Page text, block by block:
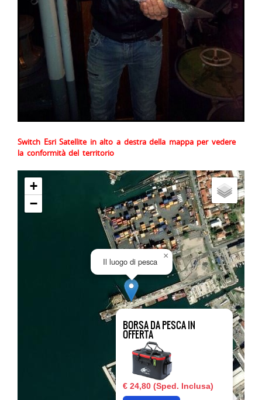
Switch Esri Satellite in alto a destra della mappa per vedere
la conformità del territorio
BORSA DA PESCA IN
OFFERTA
€ 24,80 (Sped. Inclusa)
Il luogo di pesca
×
+
−